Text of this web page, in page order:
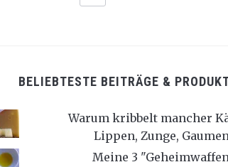
BELIEBTESTE BEITRÄGE &
Warum kribbelt mancher
Lippen, Zunge,
Meine 3